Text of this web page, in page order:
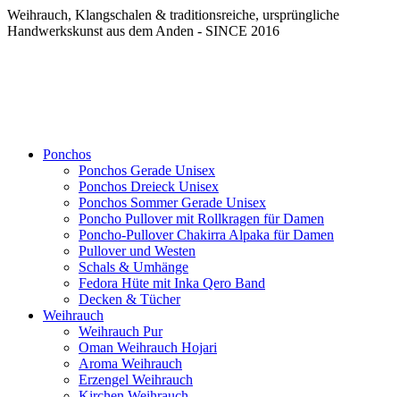
Weihrauch, Klangschalen & traditionsreiche, ursprüngliche
Handwerkskunst aus dem Anden - SINCE 2016
Ponchos
Ponchos Gerade Unisex
Ponchos Dreieck Unisex
Ponchos Sommer Gerade Unisex
Poncho Pullover mit Rollkragen für Damen
Poncho-Pullover Chakirra Alpaka für Damen
Pullover und Westen
Schals & Umhänge
Fedora Hüte mit Inka Qero Band
Decken & Tücher
Weihrauch
Weihrauch Pur
Oman Weihrauch Hojari
Aroma Weihrauch
Erzengel Weihrauch